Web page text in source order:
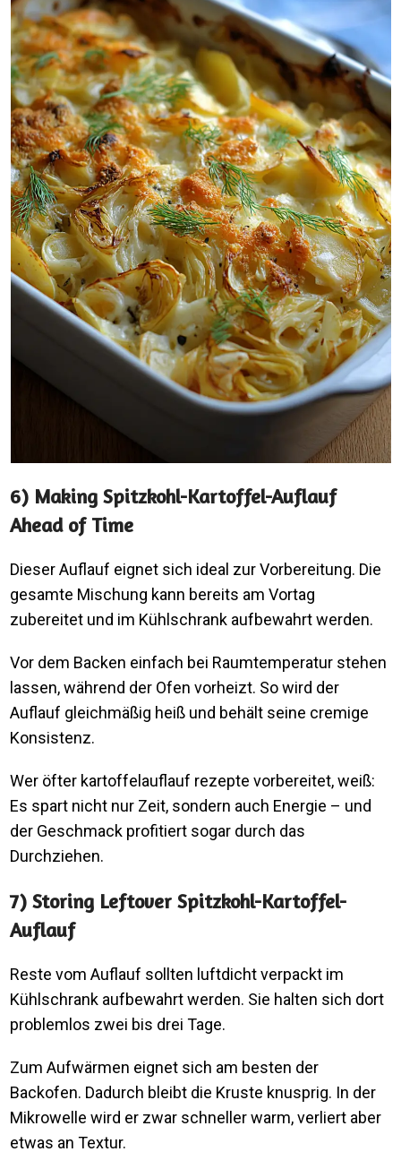
6) Making Spitzkohl-Kartoffel-Auflauf
Ahead of Time
Dieser Auflauf eignet sich ideal zur Vorbereitung. Die
gesamte Mischung kann bereits am Vortag
zubereitet und im Kühlschrank aufbewahrt werden.
Vor dem Backen einfach bei Raumtemperatur stehen
lassen, während der Ofen vorheizt. So wird der
Auflauf gleichmäßig heiß und behält seine cremige
Konsistenz.
Wer öfter kartoffelauflauf rezepte vorbereitet, weiß:
Es spart nicht nur Zeit, sondern auch Energie – und
der Geschmack profitiert sogar durch das
Durchziehen.
7) Storing Leftover Spitzkohl-Kartoffel-
Auflauf
Reste vom Auflauf sollten luftdicht verpackt im
Kühlschrank aufbewahrt werden. Sie halten sich dort
problemlos zwei bis drei Tage.
Zum Aufwärmen eignet sich am besten der
Backofen. Dadurch bleibt die Kruste knusprig. In der
Mikrowelle wird er zwar schneller warm, verliert aber
etwas an Textur.